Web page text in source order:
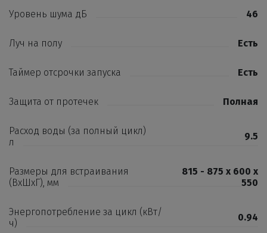
Уровень шума дБ 46
Луч на полу Есть
Таймер отсрочки запуска Есть
Защита от протечек Полная
Расход воды (за полный цикл)
л
9.5
Размеры для встраивания
(ВхШхГ), мм
815 - 875 x 600 x
550
Энергопотребление за цикл (кВт/
ч)
0.94